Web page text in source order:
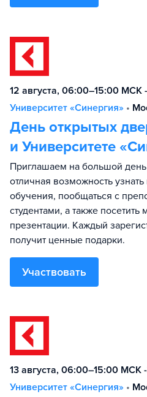
12 августа, 06:00–15:00 МСК
Университет «Синергия» •
День открытых
и Университете
Приглашаем на большой
отличная возможность
обучения, пообщаться с
студентами, а также посетить
презентации. Каждый
получит ценные подарки.
Участвовать
13 августа, 06:00–15:00 МСК
Университет «Синергия» •